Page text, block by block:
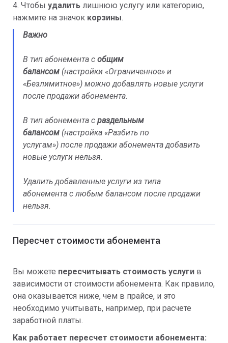
4. Чтобы удалить лишнюю услугу или категорию,
нажмите на значок корзины.
Важно
В тип абонемента с общим
балансом (настройки «Ограниченное» и
«Безлимитное») можно добавлять новые услуги
после продажи абонемента.
В тип абонемента с раздельным
балансом (настройка «Разбить по
услугам») после продажи абонемента добавить
новые услуги нельзя.
Удалить добавленные услуги из типа
абонемента с любым балансом после продажи
нельзя.
Пересчет стоимости абонемента
Вы можете пересчитывать стоимость услуги в
зависимости от стоимости абонемента. Как правило,
она оказывается ниже, чем в прайсе, и это
необходимо учитывать, например, при расчете
заработной платы.
Как работает пересчет стоимости абонемента: